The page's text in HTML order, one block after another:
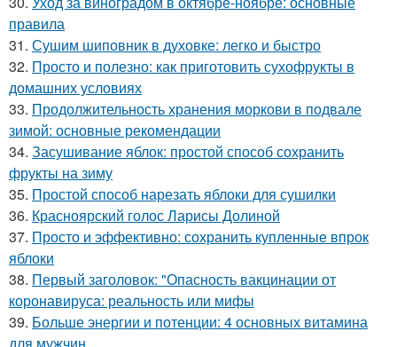
правила
31. Сушим шиповник в духовке: легко и быстро
32. Просто и полезно: как приготовить сухофрукты в
домашних условиях
33. Продолжительность хранения моркови в подвале
зимой: основные рекомендации
34. Засушивание яблок: простой способ сохранить
фрукты на зиму
35. Простой способ нарезать яблоки для сушилки
36. Красноярский голос Ларисы Долиной
37. Просто и эффективно: сохранить купленные впрок
яблоки
38. Первый заголовок: "Опасность вакцинации от
коронавируса: реальность или мифы
39. Больше энергии и потенции: 4 основных витамина